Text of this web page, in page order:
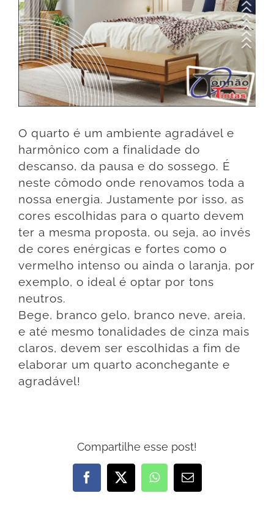
O quarto é um ambiente agradável e
harmônico com a finalidade do
descanso, da pausa e do sossego. É
neste cômodo onde renovamos toda a
nossa energia. Justamente por isso, as
cores escolhidas para o quarto devem
ter a mesma proposta, ou seja, ao invés
de cores enérgicas e fortes como o
vermelho intenso ou ainda o laranja, por
exemplo, o ideal é optar por tons
neutros.
Bege, branco gelo, branco neve, areia,
e até mesmo tonalidades de cinza mais
claros, devem ser escolhidas a fim de
elaborar um quarto aconchegante e
agradável!
Compartilhe esse post!
Facebook
X WhatsApp
E-
mail